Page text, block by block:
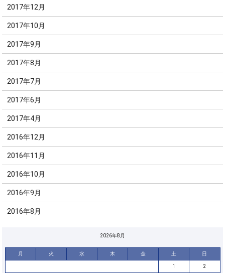
2017年12月
2017年10月
2017年9月
2017年8月
2017年7月
2017年6月
2017年4月
2016年12月
2016年11月
2016年10月
2016年9月
2016年8月
2026年8月
月 火 水 木 金 土 日
1 2